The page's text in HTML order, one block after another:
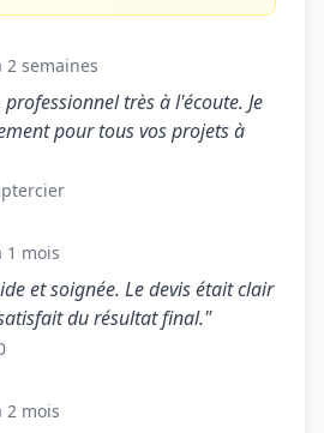
2 semaines
très à l'écoute. Je
pour tous vos projets à
1 mois
et soignée. Le devis était clair
du résultat final."
2 mois